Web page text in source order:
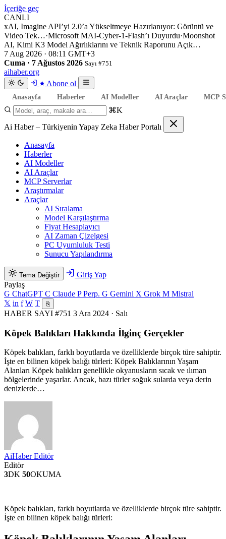
İçeriğe geç
CANLI
xAI, Imagine API’yi 2.0’a Yükseltmeye Hazırlanıyor: Görüntü ve
Video Tek…·Microsoft MAI-Cyber-1-Flash’ı Duyurdu·Moonshot
AI, Kimi K3 Model Ağırlıklarını ve Teknik Raporunu Açık…
7 Aug 2026 · 08:11 GMT+3
Cuma · 7 Ağustos 2026 Sayı #751
aihaber.org
Abone ol
Anasayfa Haberler AI Modeller AI Araçlar MCP
⌘K
Ai Haber – Türkiyenin Yapay Zeka Haber Portalı
Anasayfa
Haberler
AI Modeller
AI Araçlar
MCP Serverlar
Araştırmalar
Araçlar
AI Sıralama
Model Karşılaştırma
Fiyat Hesaplayıcı
AI Zaman Çizelgesi
PC Uyumluluk Testi
Sunucu Yapılandırma
Tema Değiştir
Giriş Yap
Paylaş
G ChatGPT C Claude P Perp. G Gemini X Grok M Mistral
𝕏 in f W T ⎘
HABER SAYI #751 3 Ara 2024 · Salı
Köpek Balıkları Hakkında İlginç Gerçekler
Köpek balıkları, farklı boyutlarda ve özelliklerde birçok türe sahiptir.
İşte en bilinen köpek balığı türleri: Köpek Balıklarının Yaşam
Alanları Köpek balıkları genellikle okyanusların sıcak ve ılıman
bölgelerinde yaşarlar. Ancak, bazı türler soğuk sularda veya derin
denizlerde…
AiHaber Editör
Editör
3DK 50OKUMA
Köpek balıkları, farklı boyutlarda ve özelliklerde birçok türe sahiptir.
İşte en bilinen köpek balığı türleri: